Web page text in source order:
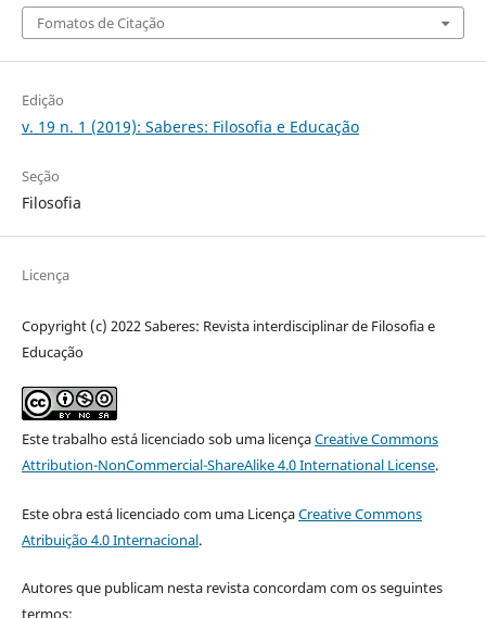
Fomatos de Citação
Edição
v. 19 n. 1 (2019): Saberes: Filosofia e Educação
Seção
Filosofia
Licença
Copyright (c) 2022 Saberes: Revista interdisciplinar de Filosofia e
Educação
Este trabalho está licenciado sob uma licençaCreative Commons
Attribution-NonCommercial-ShareAlike 4.0 International License.
Este obra está licenciado com uma LicençaCreative Commons
Atribuição 4.0 Internacional.
Autores que publicam nesta revista concordam com os seguintes
termos: